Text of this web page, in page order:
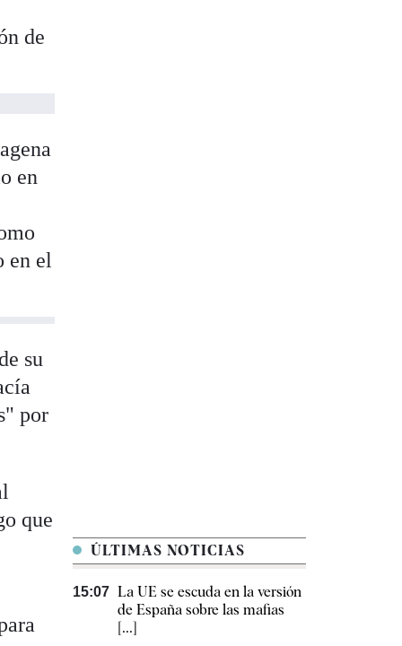
de
en
en el
su
por
que
ÚLTIMAS NOTICIAS
15:07 La UE se escuda en la versión
de España sobre las mafias
[...]